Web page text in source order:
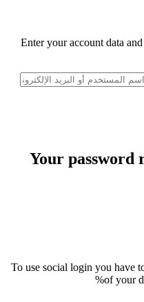
Enter your account data
Your password
To use social login you have
of your